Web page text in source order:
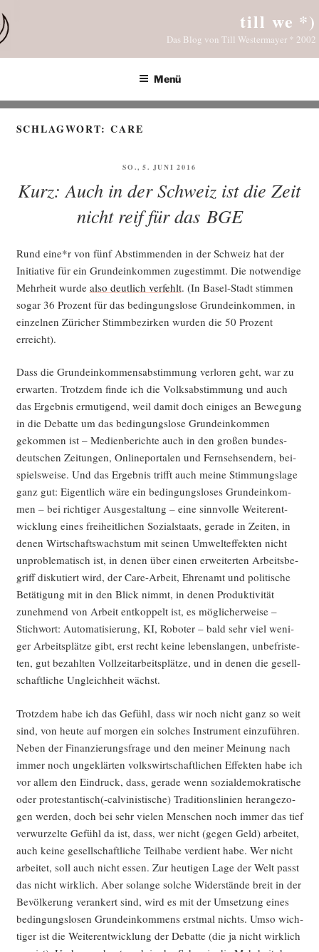
Inhalt
springen
till we *)
Das Blog von Till Westermayer * 2002
Menü
SCHLAGWORT:CARE
VERÖFFENTLICHT
SO., 5. JUNI 2016
Kurz: Auch in der Schweiz ist die Zeit
nicht reif für das BGE
Rund eine*r von fünf Abstim­men­den in der Schweiz hat der
Initia­ti­ve für ein Grund­ein­kom­men zuge­stimmt. Die not­wen­di­ge
Mehr­heit wur­de also deut­lich ver­fehlt. (In Basel-Stadt stim­men
sogar 36 Pro­zent für das bedin­gungs­lo­se Grund­ein­kom­men, in
ein­zel­nen Züri­cher Stimm­be­zir­ken wur­den die 50 Pro­zent
erreicht).
Dass die Grund­ein­kom­mens­ab­stim­mung ver­lo­ren geht, war zu
erwar­ten. Trotz­dem fin­de ich die Volks­ab­stim­mung und auch
das Ergeb­nis ermu­ti­gend, weil damit doch eini­ges an Bewe­gung
in die Debat­te um das bedin­gungs­lo­se Grund­ein­kom­men
gekom­men ist – Medi­en­be­rich­te auch in den gro­ßen bun­des­
deut­schen Zei­tun­gen, Online­por­ta­len und Fern­seh­sen­dern, bei­
spiels­wei­se. Und das Ergeb­nis trifft auch mei­ne Stim­mungs­la­ge
ganz gut: Eigent­lich wäre ein bedin­gungs­lo­ses Grund­ein­kom­
men – bei rich­ti­ger Aus­ge­stal­tung – eine sinn­vol­le Wei­ter­ent­
wick­lung eines frei­heit­li­chen Sozi­al­staats, gera­de in Zei­ten, in
denen Wirt­schafts­wachs­tum mit sei­nen Umwelt­ef­fek­ten nicht
unpro­ble­ma­tisch ist, in denen über einen erwei­ter­ten Arbeits­be­
griff dis­ku­tiert wird, der Care-Arbeit, Ehren­amt und poli­ti­sche
Betä­ti­gung mit in den Blick nimmt, in denen Pro­duk­ti­vi­tät
zuneh­mend von Arbeit ent­kop­pelt ist, es mög­li­cher­wei­se –
Stich­wort: Auto­ma­ti­sie­rung, KI, Robo­ter – bald sehr viel weni­
ger Arbeits­plät­ze gibt, erst recht kei­ne lebens­lan­gen, unbe­fris­te­
ten, gut bezahl­ten Voll­zeit­ar­beits­plät­ze, und in denen die gesell­
schaft­li­che Ungleich­heit wächst.
Trotz­dem habe ich das Gefühl, dass wir noch nicht ganz so weit
sind, von heu­te auf mor­gen ein sol­ches Instru­ment ein­zu­füh­ren.
Neben der Finan­zie­rungs­fra­ge und den mei­ner Mei­nung nach
immer noch unge­klär­ten volks­wirt­schaft­li­chen Effek­ten habe ich
vor allem den Ein­druck, dass, gera­de wenn sozi­al­de­mo­kra­ti­sche
oder protestantisch(-calvinistische) Tra­di­ti­ons­li­ni­en her­an­ge­zo­
gen wer­den, doch bei sehr vie­len Men­schen noch immer das tief
ver­wur­zel­te Gefühl da ist, dass, wer nicht (gegen Geld) arbei­tet,
auch kei­ne gesell­schaft­li­che Teil­ha­be ver­dient habe. Wer nicht
arbei­tet, soll auch nicht essen. Zur heu­ti­gen Lage der Welt passt
das nicht wirk­lich. Aber solan­ge sol­che Wider­stän­de breit in der
Bevöl­ke­rung ver­an­kert sind, wird es mit der Umset­zung eines
bedin­gungs­lo­sen Grund­ein­kom­mens erst­mal nichts. Umso wich­
ti­ger ist die Wei­ter­ent­wick­lung der Debat­te (die ja nicht wirk­lich